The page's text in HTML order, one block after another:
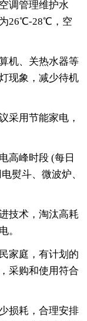
调管理维护水
26℃-28℃，空
机、关热水器等
现象，减少待机
采用节能家电，
高峰时段 (每日
熨斗、微波炉、
技术，淘汰高耗
。
家庭，有计划的
采购和使用符合
损耗，合理安排